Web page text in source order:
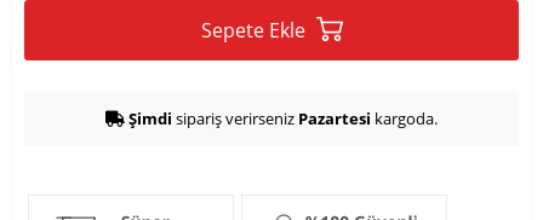
Sepete Ekle
Şimdi sipariş verirseniz Pazartesi kargoda.